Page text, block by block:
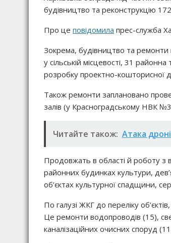
будівництво та реконструкцію
Про це повідомила прес-служба
Зокрема, будівництво та ремонти
у сільській місцевості, 31
розробку проектно-кошторисної
Також ремонти заплановано
залів (у Красноградському НВК
Читайте також: Атака
Продовжать в області й роботу з
районних будинках культури,
об’єктах культурної спадщини,
По галузі ЖКГ до переліку
Це ремонти водопроводів (15),
каналізаційних очисних споруд